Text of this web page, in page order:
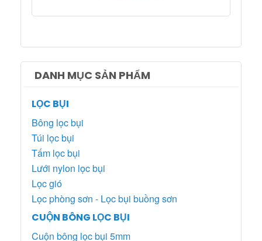
DANH MỤC SẢN PHẨM
LỌC BỤI
Bông lọc bụi
Túi lọc bụi
Tấm lọc bụi
Lưới nylon lọc bụi
Lọc gió
Lọc phòng sơn - Lọc bụi buồng sơn
CUỘN BÔNG LỌC BỤI
Cuộn bông lọc bụi 5mm